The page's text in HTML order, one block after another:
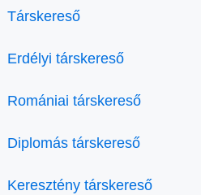
Társkereső
Erdélyi társkereső
Romániai társkereső
Diplomás társkereső
Keresztény társkereső